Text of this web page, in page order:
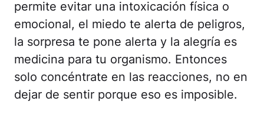
permite evitar una intoxicación física o
emocional, el miedo te alerta de peligros,
la sorpresa te pone alerta y la alegría es
medicina para tu organismo. Entonces
solo concéntrate en las reacciones, no en
dejar de sentir porque eso es imposible.